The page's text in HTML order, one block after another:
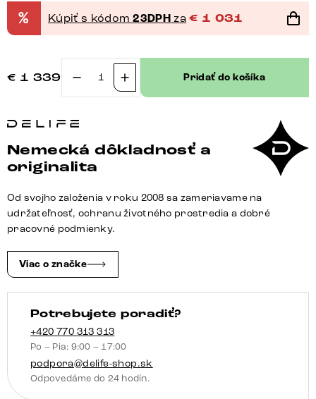
% Kúpiť s kódom23DPH za € 1 031
€ 1 339
množstvo
stolík
220
cm
akácia
hnedá
4
podstava
v
tvare
L
Pridať do košíka
Nemecká dôkladnosť a
originalita
Od svojho založenia v roku 2008 sa zameriavame na
udržateľnosť, ochranu životného prostredia a dobré
pracovné podmienky.
Viac o značke
Potrebujete poradiť?
+420 770 313 313
Po – Pia: 9:00 – 17:00
podpora@delife-shop.sk
Odpovedáme do 24 hodín.